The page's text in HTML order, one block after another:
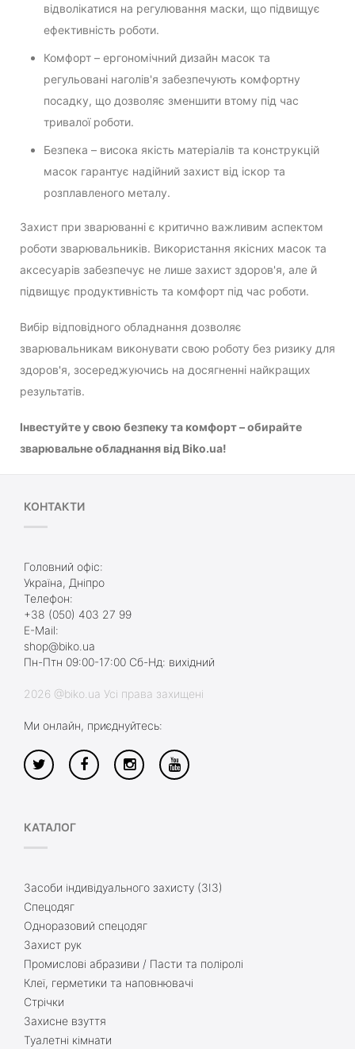
відволікатися на регулювання маски, що підвищує
ефективність роботи.
Комфорт – ергономічний дизайн масок та
регульовані наголів'я забезпечують комфортну
посадку, що дозволяє зменшити втому під час
тривалої роботи.
Безпека – висока якість матеріалів та конструкцій
масок гарантує надійний захист від іскор та
розплавленого металу.
Захист при зварюванні є критично важливим аспектом
роботи зварювальників. Використання якісних масок та
аксесуарів забезпечує не лише захист здоров'я, але й
підвищує продуктивність та комфорт під час роботи.
Вибір відповідного обладнання дозволяє
зварювальникам виконувати свою роботу без ризику для
здоров'я, зосереджуючись на досягненні найкращих
результатів.
Інвестуйте у свою безпеку та комфорт – обирайте
зварювальне обладнання від Biko.ua!
КОНТАКТИ
Головний офіс:
Україна, Дніпро
Телефон:
+38 (050) 403 27 99
E-Mail:
shop@biko.ua
Пн-Птн 09:00-17:00 Сб-Нд: вихідний
2026 @biko.ua Усі права захищені
Ми онлайн, приєднуйтесь:
КАТАЛОГ
Засоби індивідуального захисту (ЗІЗ)
Спецодяг
Одноразовий спецодяг
Захист рук
Промислові абразиви / Пасти та поліролі
Клеї, герметики та наповнювачі
Стрічки
Захисне взуття
Туалетні кімнати